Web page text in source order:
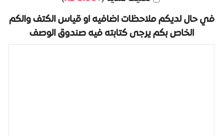
في حال لديكم ملاحظات اضافيه او قياس الكتف والكم
الخاص بكم يرجى كتابته فيه صندوق الوصف